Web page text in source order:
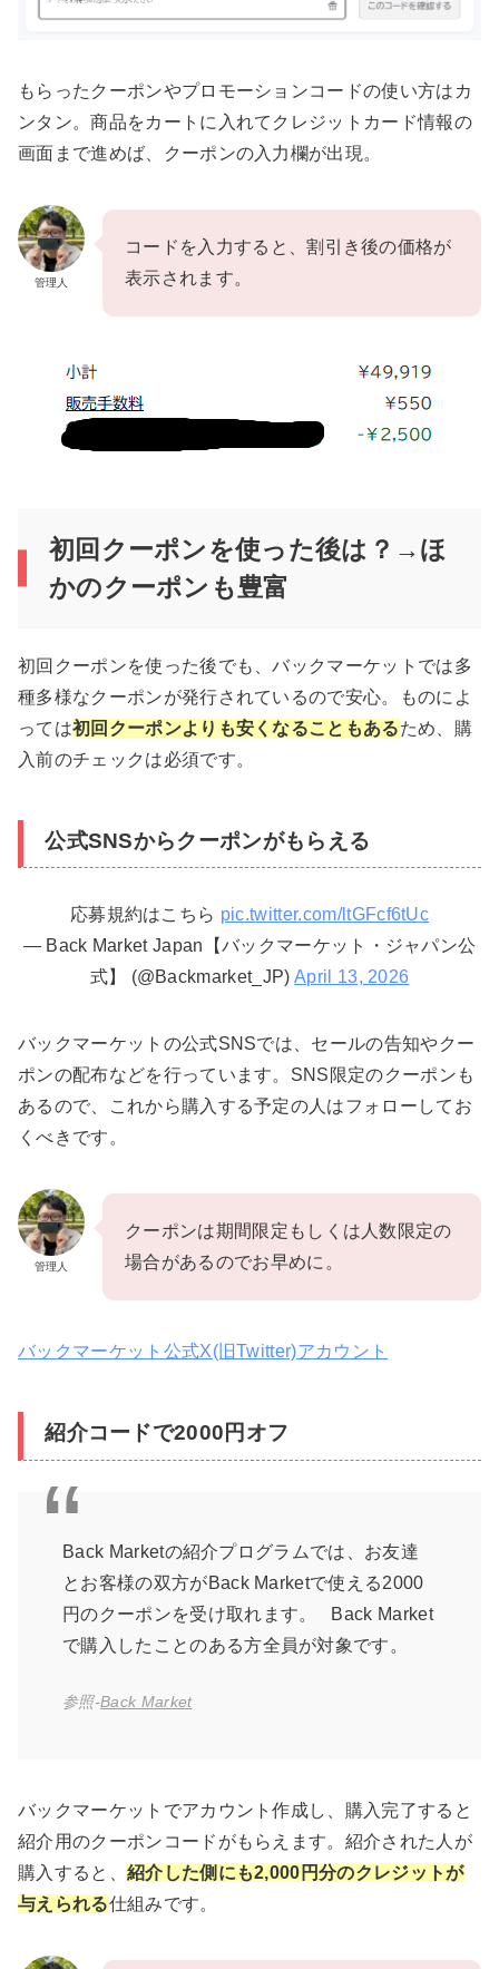
もらったクーポンやプロモーションコードの使い方はカ
ンタン。商品をカートに入れてクレジットカード情報の
画面まで進めば、クーポンの入力欄が出現。
管理人
コードを入力すると、割引き後の価格が
表示されます。
初回クーポンを使った後は？→ほ
かのクーポンも豊富
初回クーポンを使った後でも、バックマーケットでは多
種多様なクーポンが発行されているので安心。ものによ
っては初回クーポンよりも安くなることもあるため、購
入前のチェックは必須です。
公式SNSからクーポンがもらえる
応募規約はこちら pic.twitter.com/ltGFcf6tUc
— Back Market Japan【バックマーケット・ジャパン公
式】 (@Backmarket_JP) April 13, 2026
バックマーケットの公式SNSでは、セールの告知やクー
ポンの配布などを行っています。SNS限定のクーポンも
あるので、これから購入する予定の人はフォローしてお
くべきです。
管理人
クーポンは期間限定もしくは人数限定の
場合があるのでお早めに。
バックマーケット公式X(旧Twitter)アカウント
紹介コードで2000円オフ
Back Marketの紹介プログラムでは、お友達
とお客様の双方がBack Marketで使える2000
円のクーポンを受け取れます。 Back Market
で購入したことのある方全員が対象です。
参照‐Back Market
バックマーケットでアカウント作成し、購入完了すると
紹介用のクーポンコードがもらえます。紹介された人が
購入すると、 紹介した側 にも2,000円分のクレジットが
与えられる仕組みです。